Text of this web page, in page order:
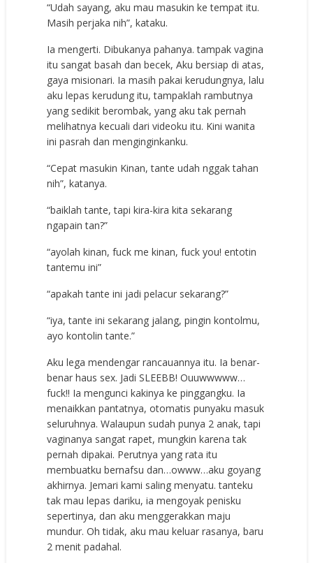
“Udah sayang, aku mau masukin ke tempat itu.
Masih perjaka nih”, kataku.
Ia mengerti. Dibukanya pahanya. tampak vagina
itu sangat basah dan becek, Aku bersiap di atas,
gaya misionari. Ia masih pakai kerudungnya, lalu
aku lepas kerudung itu, tampaklah rambutnya
yang sedikit berombak, yang aku tak pernah
melihatnya kecuali dari videoku itu. Kini wanita
ini pasrah dan menginginkanku.
“Cepat masukin Kinan, tante udah nggak tahan
nih”, katanya.
“baiklah tante, tapi kira-kira kita sekarang
ngapain tan?”
“ayolah kinan, fuck me kinan, fuck you! entotin
tantemu ini”
“apakah tante ini jadi pelacur sekarang?”
“iya, tante ini sekarang jalang, pingin kontolmu,
ayo kontolin tante.”
Aku lega mendengar rancauannya itu. Ia benar-
benar haus sex. Jadi SLEEBB! Ouuwwwww…
fuck!! Ia mengunci kakinya ke pinggangku. Ia
menaikkan pantatnya, otomatis punyaku masuk
seluruhnya. Walaupun sudah punya 2 anak, tapi
vaginanya sangat rapet, mungkin karena tak
pernah dipakai. Perutnya yang rata itu
membuatku bernafsu dan…owww…aku goyang
akhirnya. Jemari kami saling menyatu. tanteku
tak mau lepas dariku, ia mengoyak penisku
sepertinya, dan aku menggerakkan maju
mundur. Oh tidak, aku mau keluar rasanya, baru
2 menit padahal.